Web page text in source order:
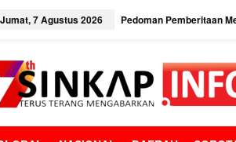
Jumat, 7 Agustus 2026 Pedoman Pemberitaan